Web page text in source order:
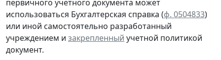
первичного учетного документа может
использоваться Бухгалтерская справка (ф. 0504833)
или иной самостоятельно разработанный
учреждением и закрепленный учетной политикой
документ.